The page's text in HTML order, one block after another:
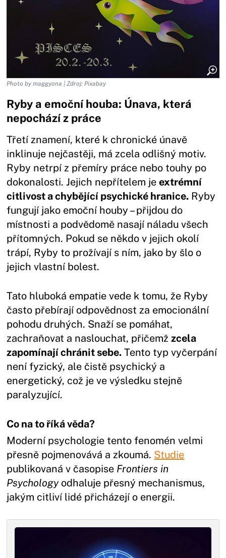
Photo by maggyona | Zdroj: Pixabay
Ryby a emoční houba: Únava, která
nepochází z práce
Třetí znamení, které k chronické únavě
inklinuje nejčastěji, má zcela odlišný motiv.
Ryby netrpí z přemíry práce nebo touhy po
dokonalosti. Jejich nepřítelem jeextrémní
citlivost a chybějící psychické hranice. Ryby
fungují jako emoční houby – přijdou do
místnosti a podvědomě nasají náladu všech
přítomných. Pokud se někdo v jejich okolí
trápí, Ryby to prožívají s ním, jako by šlo o
jejich vlastní bolest.
Tato hluboká empatie vede k tomu, že Ryby
často přebírají odpovědnost za emocionální
pohodu druhých. Snaží se pomáhat,
zachraňovat a naslouchat, přičemžzcela
zapomínají chránit sebe. Tento typ vyčerpání
není fyzický, ale čistě psychický a
energetický, což je ve výsledku stejně
paralyzující.
Co na to říká věda?
Moderní psychologie tento fenomén velmi
přesně pojmenovává a zkoumá. Studie
publikovaná v časopise Frontiers in
Psychologyodhaluje přesný mechanismus,
jakým citliví lidé přicházejí o energii.